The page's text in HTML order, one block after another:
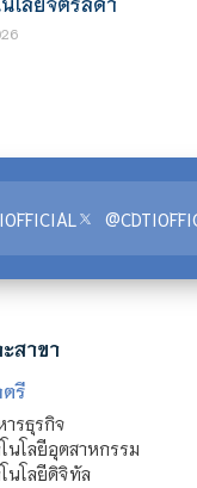
สาขา
รี
รธุรกิจ
นโลยีอุตสาหกรรม
นโลยีดิจิทัล